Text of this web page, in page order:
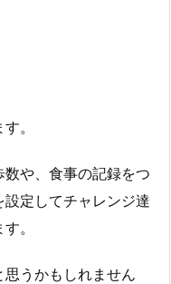
。
や、食事の記録をつ
定してチャレンジ達
。
うかもしれません